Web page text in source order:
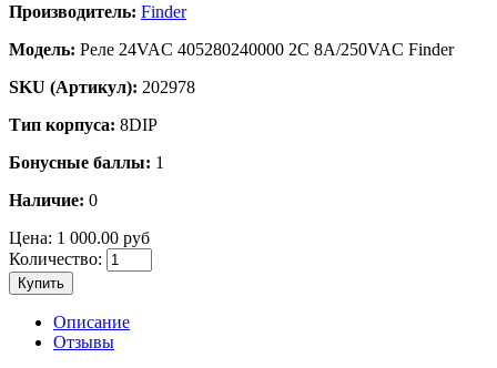
Производитель: Finder
Модель: Реле 24VAC 405280240000 2C 8A/250VAC Finder
SKU (Артикул): 202978
Тип корпуса: 8DIP
Бонусные баллы: 1
Наличие: 0
Цена: 1 000.00 руб
Количество:
Купить
Описание
Отзывы